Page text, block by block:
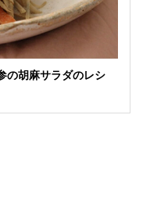
の胡麻サラダのレシ